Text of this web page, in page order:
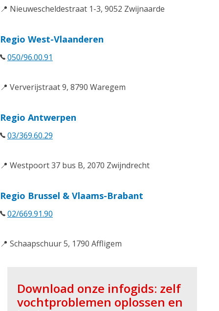
📍 Nieuwescheldestraat 1-3, 9052 Zwijnaarde
Regio West-Vlaanderen
050/96.00.91
📍 Ververijstraat 9, 8790 Waregem
Regio Antwerpen
03/369.60.29
📍 Westpoort 37 bus B, 2070 Zwijndrecht
Regio Brussel & Vlaams-Brabant
02/669.91.90
📍 Schaapschuur 5, 1790 Affligem
Download onze infogids: zelf
vochtproblemen oplossen en